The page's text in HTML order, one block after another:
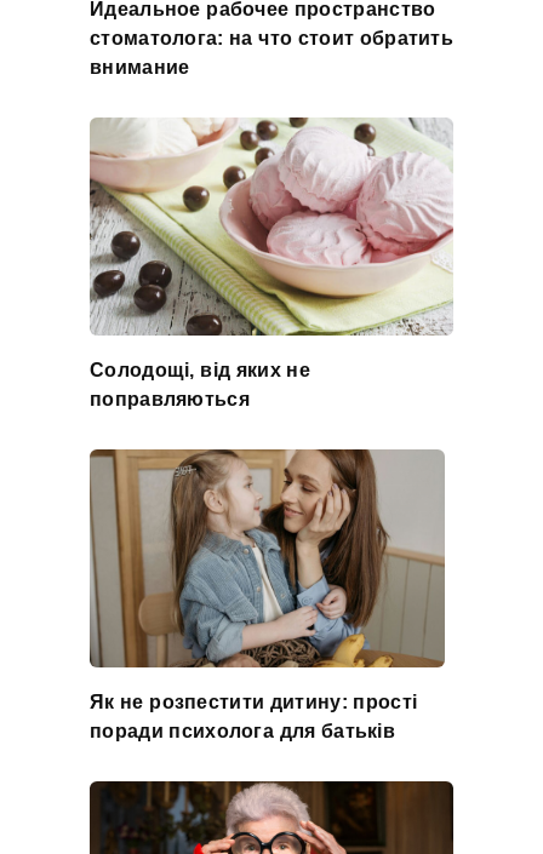
Идеальное рабочее пространство
стоматолога: на что стоит обратить
внимание
Солодощі, від яких не
поправляються
Як не розпестити дитину: прості
поради психолога для батьків